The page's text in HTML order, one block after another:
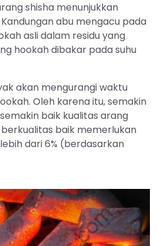
shisha menunjukkan
abu mengacu pada
asli dalam residu yang
hookah dibakar pada suhu
akan mengurangi waktu
Oleh karena itu, semakin
baik kualitas arang
baik memerlukan
dari 6% (berdasarkan